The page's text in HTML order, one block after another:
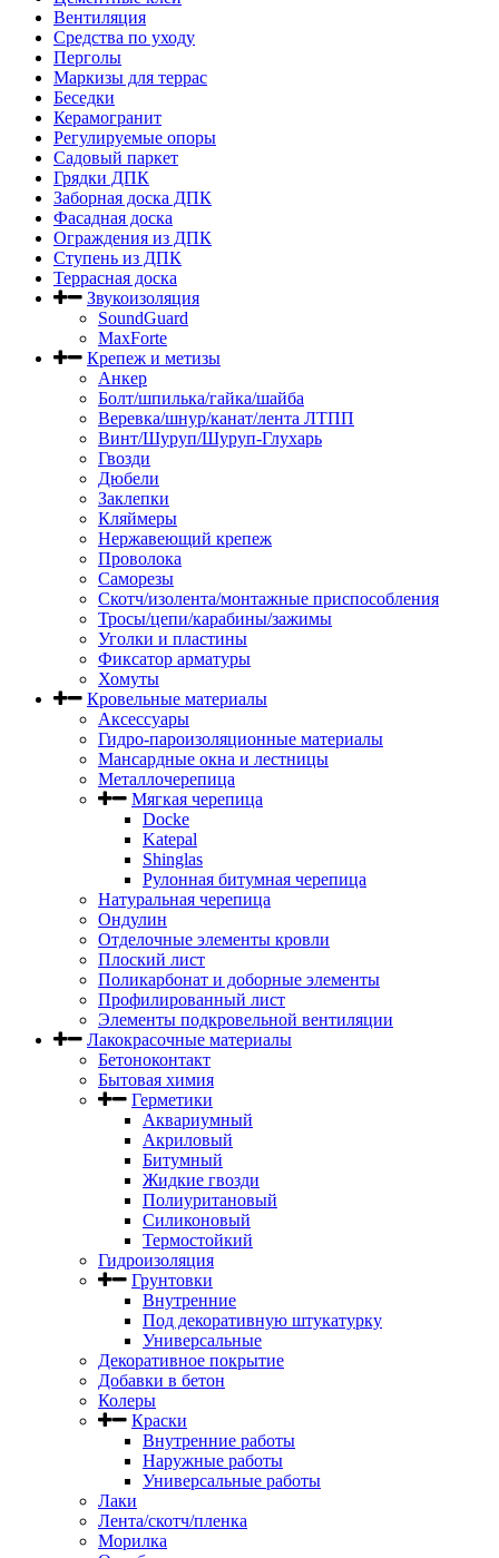
Вентиляция
Средства по уходу
Перголы
Маркизы для террас
Беседки
Керамогранит
Регулируемые опоры
Садовый паркет
Грядки ДПК
Заборная доска ДПК
Фасадная доска
Ограждения из ДПК
Ступень из ДПК
Террасная доска
Звукоизоляция
SoundGuard
MaxForte
Крепеж и метизы
Анкер
Болт/шпилька/гайка/шайба
Веревка/шнур/канат/лента ЛТПП
Винт/Шуруп/Шуруп-Глухарь
Гвозди
Дюбели
Заклепки
Кляймеры
Нержавеющий крепеж
Проволока
Саморезы
Скотч/изолента/монтажные приспособления
Тросы/цепи/карабины/зажимы
Уголки и пластины
Фиксатор арматуры
Хомуты
Кровельные материалы
Аксессуары
Гидро-пароизоляционные материалы
Мансардные окна и лестницы
Металлочерепица
Мягкая черепица
Docke
Katepal
Shinglas
Рулонная битумная черепица
Натуральная черепица
Ондулин
Отделочные элементы кровли
Плоский лист
Поликарбонат и доборные элементы
Профилированный лист
Элементы подкровельной вентиляции
Лакокрасочные материалы
Бетоноконтакт
Бытовая химия
Герметики
Аквариумный
Акриловый
Битумный
Жидкие гвозди
Полиуритановый
Силиконовый
Термостойкий
Гидроизоляция
Грунтовки
Внутренние
Под декоративную штукатурку
Универсальные
Декоративное покрытие
Добавки в бетон
Колеры
Краски
Внутренние работы
Наружные работы
Универсальные работы
Лаки
Лента/скотч/пленка
Морилка